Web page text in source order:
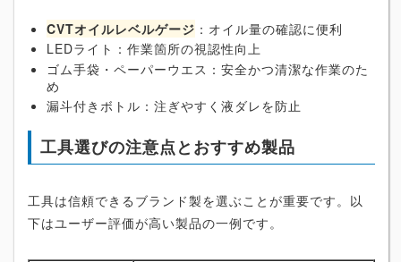
CVTオイルレベルゲージ ：オイル量の確認に便利
LEDライト：作業箇所の視認性向上
ゴム手袋・ペーパーウエス：安全かつ清潔な作業のた
め
漏斗付きボトル：注ぎやすく液ダレを防止
工具選びの注意点とおすすめ製品
工具は信頼できるブランド製を選ぶことが重要です。以
下はユーザー評価が高い製品の一例です。